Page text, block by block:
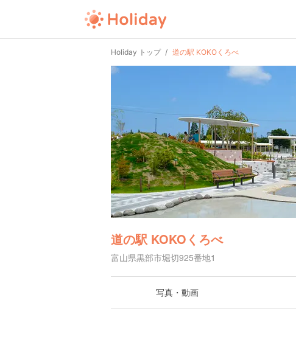
Holiday トップ 道の駅 KOKOくろべ
道の駅 KOKOくろべ
富山県黒部市堀切925番地1
写真・動画